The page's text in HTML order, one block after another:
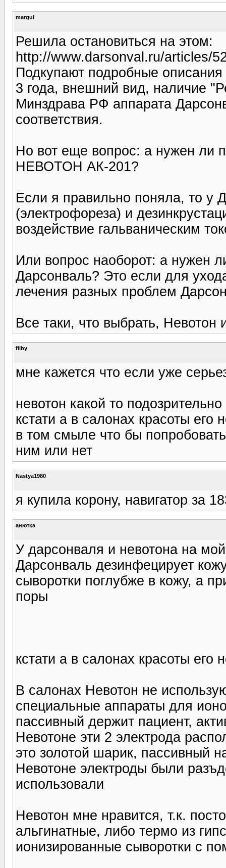
margul
Решила остановиться на этом:
http://www.darsonval.ru/articles/
Подкупают подробные
3 года, внешний вид, наличие
Минздрава РФ аппарата
соответствия.
Но вот еще вопрос: а нужен ли
НЕВОТОН АК-201?
Если я правильно поняла, то у
(электрофореза) и
воздействие гальваническим
Или вопрос наоборот: а
Дарсонваль? Это если для
лечения разных проблем
Все таки, что выбрать,
filby
мне кажется что если уже
невотон какой то
кстати а в салонах красоты его
в том смыле что бы
ним или нет
Nastya1980
я купила корону, навигатор за
анютка
У дарсонваля и невотона на
Дарсонваль дезинфецирует
сыворотки поглубже в кожу, а
поры
кстати а в салонах красоты его
В салонах Невотон не
специальные аппараты для
пассивный держит пациент,
Невотоне эти 2 электрода
это золотой шарик, пассивный
Невотоне электроды были
использовали
Невотон мне нравится, т.к.
альгинатные, либо термо из
ионизированные сыворотки с